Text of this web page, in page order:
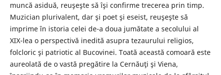
muncă asiduă, reuşeşte să îşi confirme trecerea prin timp.
Muzician plurivalent, dar şi poet şi eseist, reuşeşte să
imprime în istoria celei de-a doua jumătate a secolului al
XIX-lea o perspectivă inedită asupra tezaurului religios,
folcloric şi patriotic al Bucovinei. Toată această comoară este
aureolată de o vastă pregătire la Cernăuţi şi Viena,